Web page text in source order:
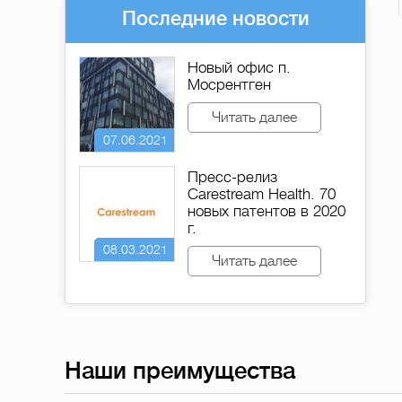
Последние новости
07.06.2021
Новый офис п.
Мосрентген
Читать далее
08.03.2021
Пресс-релиз
Carestream Health. 70
новых патентов в 2020
г.
Читать далее
Наши преимущества